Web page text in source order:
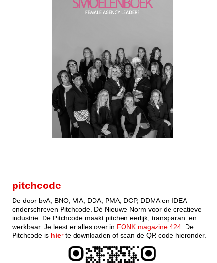
pitchcode
De door bvA, BNO, VIA, DDA, PMA, DCP, DDMA en IDEA
onderschreven Pitchcode. Dè Nieuwe Norm voor de creatieve
industrie. De Pitchcode maakt pitchen eerlijk, transparant en
werkbaar. Je leest er alles over in FONK magazine 424 . De
Pitchcode is hierte downloaden of scan de QR code hieronder.